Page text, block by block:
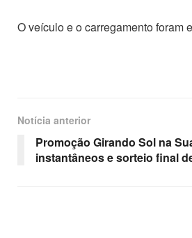
O veículo e o carregamento
Notícia anterior
Promoção Girando Sol na
instantâneos e sorteio final